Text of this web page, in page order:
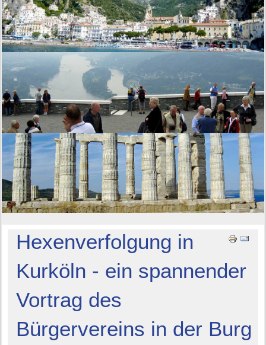
Hexenverfolgung in
Kurköln - ein spannender
Vortrag des
Bürgervereins in der Burg